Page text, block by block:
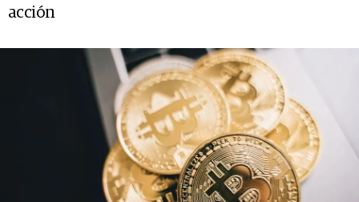
acción